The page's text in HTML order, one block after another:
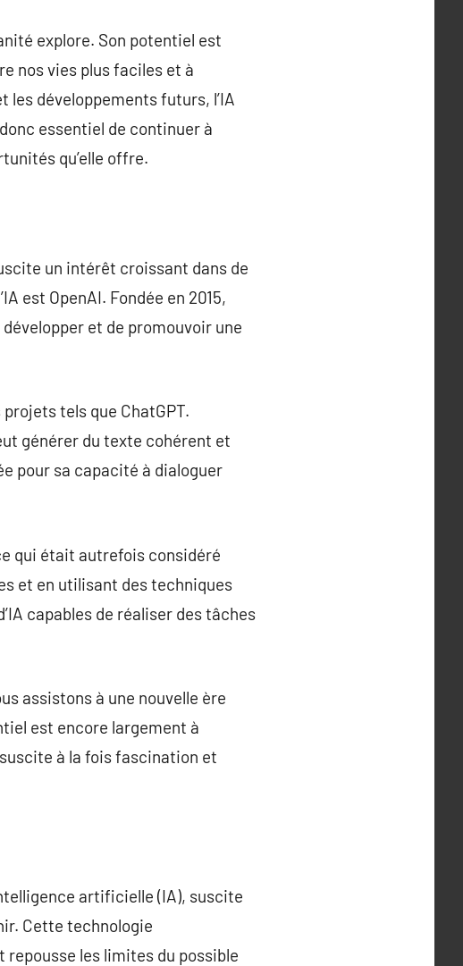
explore. Son potentiel est
nos vies plus faciles et à
les développements futurs, l’IA
essentiel de continuer à
qu’elle offre.
un intérêt croissant dans de
est OpenAI. Fondée en 2015,
et de promouvoir une
tels que ChatGPT.
générer du texte cohérent et
pour sa capacité à dialoguer
qui était autrefois considéré
et en utilisant des techniques
capables de réaliser des tâches
assistons à une nouvelle ère
est encore largement à
à la fois fascination et
artificielle (IA), suscite
Cette technologie
repousse les limites du possible